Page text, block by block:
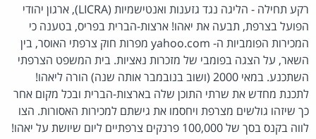
רקע תחילה - הליגה נגד גזענות ואנטישמיות (LICRA), ארגון יהודי
הפועל בצרפת, תבעה את יאהו! ארצות-הברית בפריס, בטענה כי
המכירות הפומביות ה- yahoo.com מפרות חוק צרפתי האוסר, בין
השאר, על הצגה בפומבי של מזכרות נאציות. בית המשפט הצרפתי
השתכנע. במאי 2000 (ושוב בנובמבר אותה שנה) הורה ליאהו!
לתכנת מחדש את שרתי התוכן שלה בארצות-הברית ובכל מקום אחר
כך שיזהו גולשים מצרפת ויחסמו את גישתם למכירות האסורות. הצו
לווה בקנס בסך של 100,000 פרנקים צרפתיים ליום שיושת על יאהו!